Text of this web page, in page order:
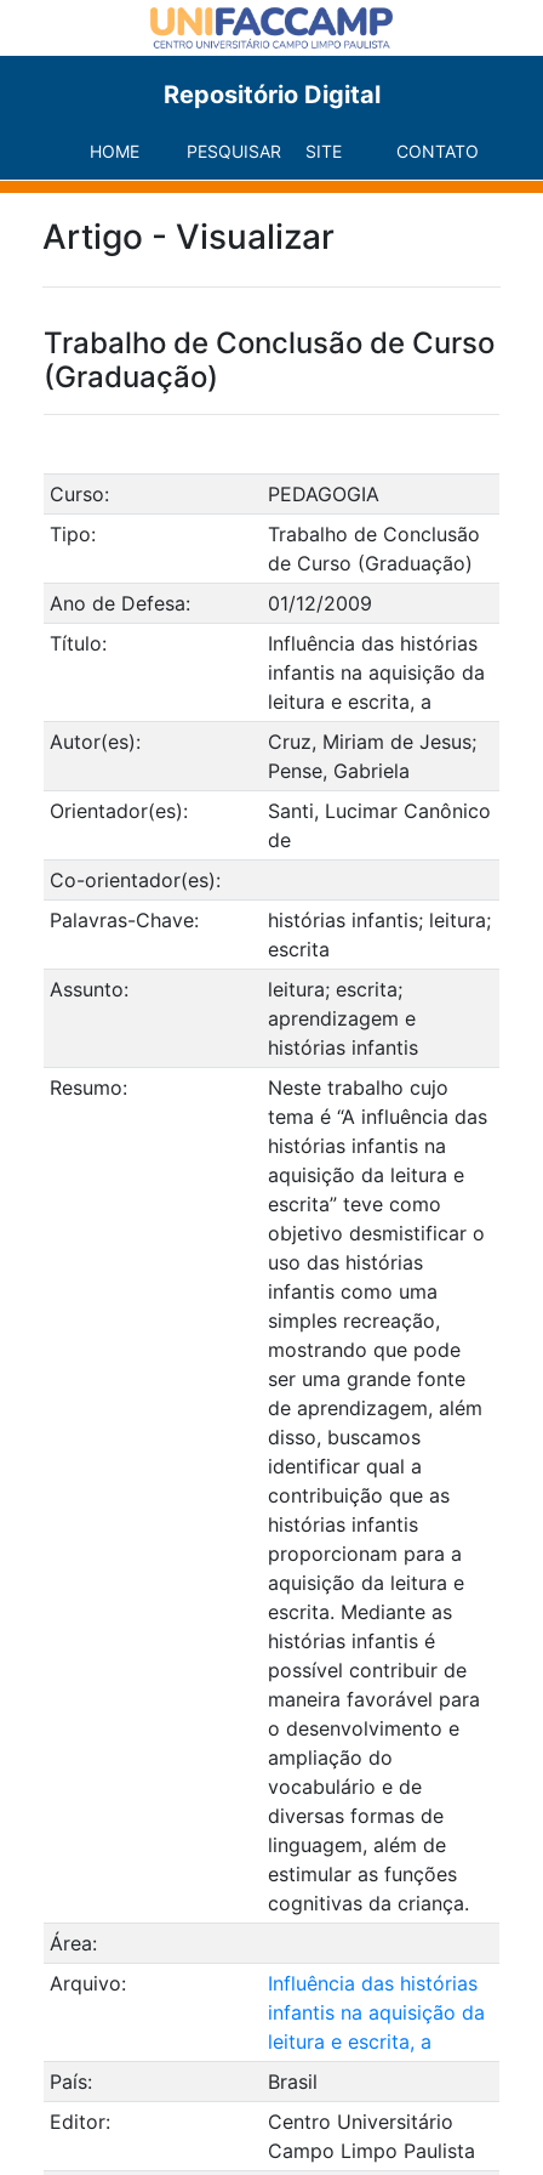
Repositório Digital
HOME PESQUISAR SITE CONTATO
Artigo - Visualizar
Trabalho de Conclusão de Curso
(Graduação)
Curso:
PEDAGOGIA
Tipo:
Trabalho de Conclusão
de Curso (Graduação)
Ano de Defesa:
01/12/2009
Título:
Influência das histórias
infantis na aquisição da
leitura e escrita, a
Autor(es):
Cruz, Miriam de Jesus;
Pense, Gabriela
Orientador(es):
Santi, Lucimar Canônico
de
Co-orientador(es):
Palavras-Chave:
histórias infantis; leitura;
escrita
Assunto:
leitura; escrita;
aprendizagem e
histórias infantis
Resumo:
Neste trabalho cujo
tema é “A influência das
histórias infantis na
aquisição da leitura e
escrita” teve como
objetivo desmistificar o
uso das histórias
infantis como uma
simples recreação,
mostrando que pode
ser uma grande fonte
de aprendizagem, além
disso, buscamos
identificar qual a
contribuição que as
histórias infantis
proporcionam para a
aquisição da leitura e
escrita. Mediante as
histórias infantis é
possível contribuir de
maneira favorável para
o desenvolvimento e
ampliação do
vocabulário e de
diversas formas de
linguagem, além de
estimular as funções
cognitivas da criança.
Área:
Arquivo:
Influência das histórias
infantis na aquisição da
leitura e escrita, a
País:
Brasil
Editor:
Centro Universitário
Campo Limpo Paulista